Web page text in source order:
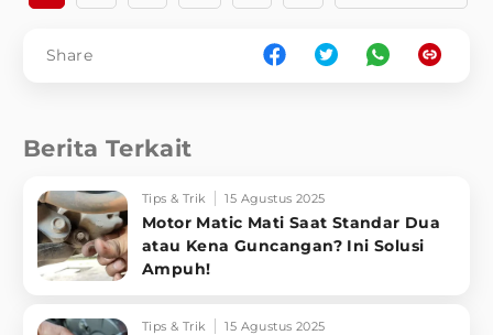
Share
Berita Terkait
Tips & Trik 15 Agustus 2025
Motor Matic Mati Saat Standar Dua
atau Kena Guncangan? Ini Solusi
Ampuh!
Tips & Trik 15 Agustus 2025